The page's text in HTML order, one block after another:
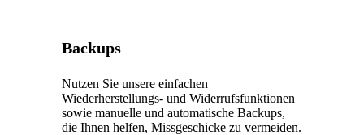
Backups
Nutzen Sie unsere einfachen
Wiederherstellungs- und Widerrufsfunktionen
sowie manuelle und automatische Backups,
die Ihnen helfen, Missgeschicke zu vermeiden.